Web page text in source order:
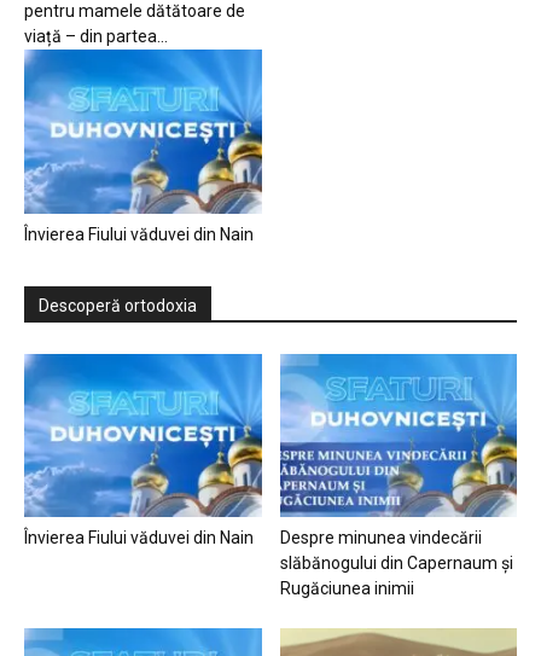
pentru mamele dătătoare de
viață – din partea...
Învierea Fiului văduvei din Nain
Descoperă ortodoxia
Învierea Fiului văduvei din Nain
Despre minunea vindecării
slăbănogului din Capernaum și
Rugăciunea inimii